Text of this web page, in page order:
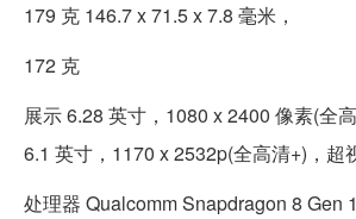
179 克 146.7 x 71.5 x 7.8 毫米，
172 克
展示 6.28 英寸，1080 x 2400 像素(全
6.1 英寸，1170 x 2532p(全高清+)，超
处理器 Qualcomm Snapdragon 8 Gen